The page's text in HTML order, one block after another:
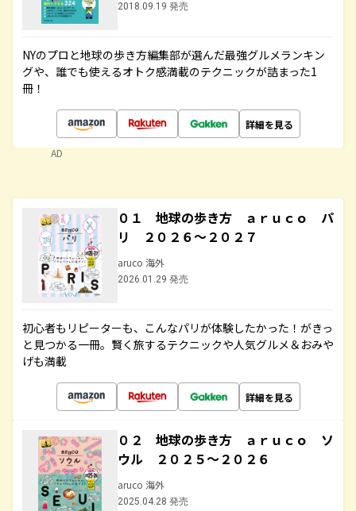
2018.09.19 発売
NYのプロと地球の歩き方編集部が選んだ最強グルメランキン
グや、誰でも使えるオトク感満載のテクニックが詰まった1
冊！
詳細を見る
AD
０１ 地球の歩き方 ａｒｕｃｏ パ
リ ２０２６～２０２７
aruco 海外
2026.01.29 発売
初心者もリピーターも、こんなパリが体験したかった！がきっ
と見つかる一冊。賢く旅するテクニックや人気グルメ＆おみや
げも満載
詳細を見る
０２ 地球の歩き方 ａｒｕｃｏ ソ
ウル ２０２５～２０２６
aruco 海外
2025.04.28 発売